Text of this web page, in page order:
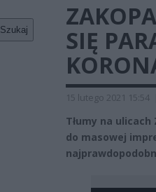
Szukaj
SIĘ
15 lutego 2021 15:54
Tłumy na
do masowej